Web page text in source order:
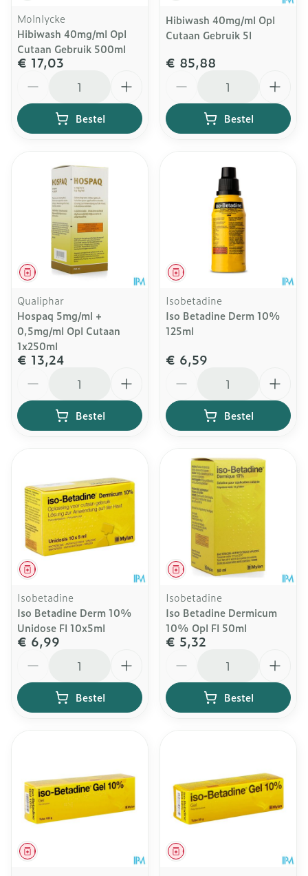
Molnlycke
Hibiwash 40mg/ml Opl
Cutaan Gebruik 500ml
€ 17,03
Bestel
Hibiwash 40mg/ml Opl
Cutaan Gebruik 5l
€ 85,88
Bestel
Geneesmiddel
Qualiphar
Hospaq 5mg/ml +
0,5mg/ml Opl Cutaan
1x250ml
€ 13,24
Bestel
Geneesmiddel
Isobetadine
Iso Betadine Derm 10%
125ml
€ 6,59
Bestel
Geneesmiddel
Isobetadine
Iso Betadine Derm 10%
Unidose Fl 10x5ml
€ 6,99
Bestel
Geneesmiddel
Isobetadine
Iso Betadine Dermicum
10% Opl Fl 50ml
€ 5,32
Bestel
Geneesmiddel Geneesmiddel